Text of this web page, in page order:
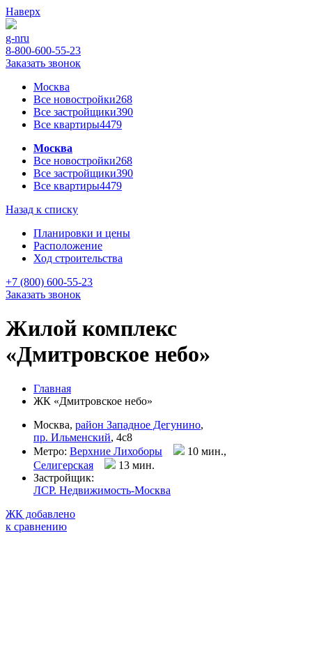
Наверх
g-nru
8-800-600-55-23
Заказать звонок
Москва
Все новостройки268
Все застройщики390
Все квартиры4479
Москва
Все новостройки268
Все застройщики390
Все квартиры4479
Назад к списку
Планировки и цены
Расположение
Ход строительства
+7 (800) 600-55-23
Заказать звонок
Жилой комплекс
«Дмитровское небо»
Главная
ЖК «Дмитровское небо»
Москва, район Западное Дегунино,
пр. Ильменский, 4с8
Метро: Верхние Лихоборы
10 мин.,
Селигерская
13 мин.
Застройщик:
ЛСР. Недвижимость-Москва
ЖК добавлено
к сравнению